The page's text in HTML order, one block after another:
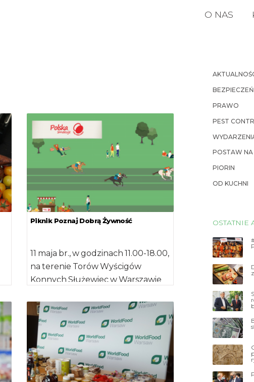
O NAS
Piknik Poznaj Dobrą Żywność
11 maja br., w godzinach 11.00-18.00,
na terenie Torów Wyścigów
Konnych Służewiec w Warszawie
Żywność […]
PRAWO
PEST
POSTAW NA
PIORIN
OD KUCHNI
OSTATNIE